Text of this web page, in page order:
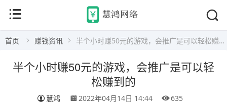
首页 赚钱资讯 半个小时赚50元的游戏，会推广是可以轻松赚到的
半个小时赚50元的游戏，会推广是可以轻
松赚到的
慧鸿 2022年04月14日 14:44 635